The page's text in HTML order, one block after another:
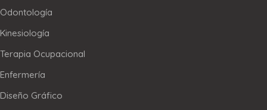
Odontología
Kinesiología
Terapia Ocupacional
Enfermería
Diseño Gráfico